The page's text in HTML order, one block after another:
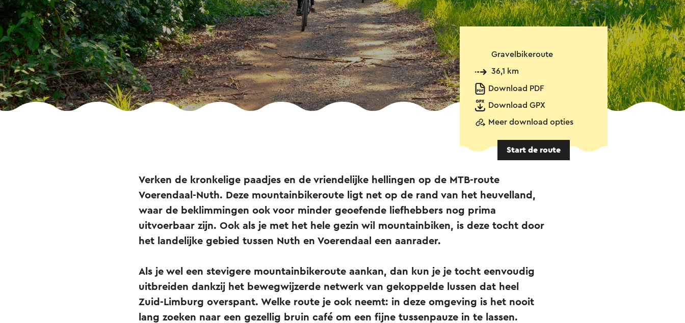
Gravelbikeroute
36,1 km
Download PDF
Download GPX
Meer download opties
Start de route
Verken de kronkelige paadjes en de vriendelijke hellingen op de MTB-route
Voerendaal-Nuth. Deze mountainbikeroute ligt net op de rand van het heuvelland,
waar de beklimmingen ook voor minder geoefende liefhebbers nog prima
uitvoerbaar zijn. Ook als je met het hele gezin wil mountainbiken, is deze tocht door
het landelijke gebied tussen Nuth en Voerendaal een aanrader.
Als je wel een stevigere mountainbikeroute aankan, dan kun je je tocht eenvoudig
uitbreiden dankzij het bewegwijzerde netwerk van gekoppelde lussen dat heel
Zuid-Limburg overspant. Welke route je ook neemt: in deze omgeving is het nooit
lang zoeken naar een gezellig bruin café om een fijne tussenpauze in te lassen.